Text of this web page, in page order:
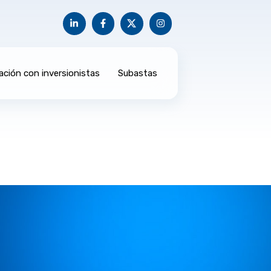
con inversionistas Subastas